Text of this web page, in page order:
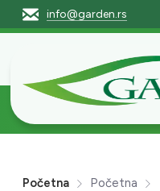
info@garden.rs
Početna Početna